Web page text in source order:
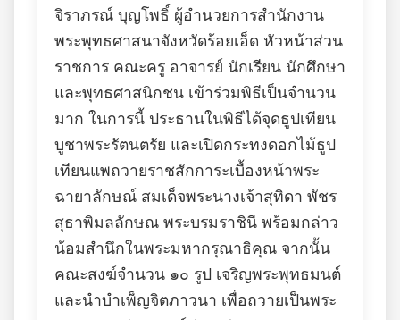
จิราภรณ์ บุญโพธิ์ ผู้อำนวยการสำนักงาน
พระพุทธศาสนาจังหวัดร้อยเอ็ด หัวหน้าส่วน
ราชการ คณะครู อาจารย์ นักเรียน นักศึกษา
และพุทธศาสนิกชน เข้าร่วมพิธีเป็นจำนวน
มาก ในการนี้ ประธานในพิธีได้จุดธูปเทียน
บูชาพระรัตนตรัย และเปิดกระทงดอกไม้ธูป
เทียนแพถวายราชสักการะเบื้องหน้าพระ
ฉายาลักษณ์ สมเด็จพระนางเจ้าสุทิดา พัชร
สุธาพิมลลักษณ พระบรมราชินี พร้อมกล่าว
น้อมสำนึกในพระมหากรุณาธิคุณ จากนั้น
คณะสงฆ์จำนวน ๑๐ รูป เจริญพระพุทธมนต์
และนำบำเพ็ญจิตภาวนา เพื่อถวายเป็นพระ